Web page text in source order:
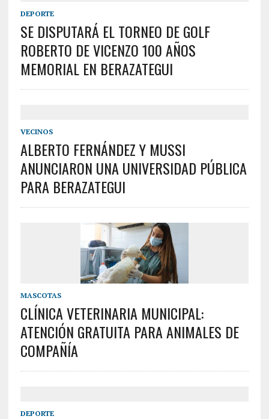
DEPORTE
SE DISPUTARÁ EL TORNEO DE GOLF
ROBERTO DE VICENZO 100 AÑOS
MEMORIAL EN BERAZATEGUI
VECINOS
ALBERTO FERNÁNDEZ Y MUSSI
ANUNCIARON UNA UNIVERSIDAD PÚBLICA
PARA BERAZATEGUI
MASCOTAS
CLÍNICA VETERINARIA MUNICIPAL:
ATENCIÓN GRATUITA PARA ANIMALES DE
COMPAÑÍA
DEPORTE